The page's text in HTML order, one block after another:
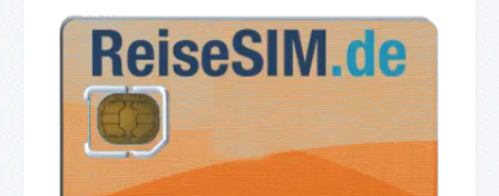
Bildergalerie überspringen